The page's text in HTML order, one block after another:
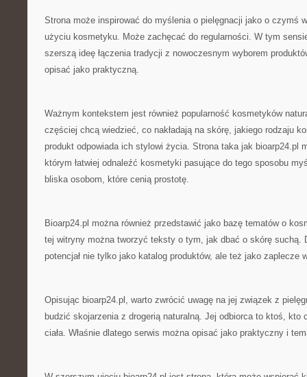
Strona może inspirować do myślenia o pielęgnacji jako o czymś
użyciu kosmetyku. Może zachęcać do regularności. W tym
szerszą ideę łączenia tradycji z nowoczesnym wyborem
opisać jako praktyczną.
Ważnym kontekstem jest również popularność kosmetyków
częściej chcą wiedzieć, co nakładają na skórę, jakiego rodzaju
produkt odpowiada ich stylowi życia. Strona taka jak bioarp24.pl
którym łatwiej odnaleźć kosmetyki pasujące do tego sposobu
bliska osobom, które cenią prostotę.
Bioarp24.pl można również przedstawić jako bazę tematów o
tej witryny można tworzyć teksty o tym, jak dbać o skórę suchą.
potencjał nie tylko jako katalog produktów, ale też jako zaplecze
Opisując bioarp24.pl, warto zwrócić uwagę na jej związek z
budzić skojarzenia z drogerią naturalną. Jej odbiorca to ktoś, kto
ciała. Właśnie dlatego serwis można opisać jako praktyczny i